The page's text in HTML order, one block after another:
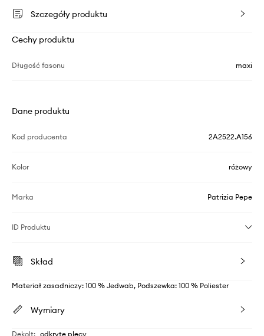
Szczegóły produktu
Cechy produktu
Długość fasonu maxi
Dane produktu
Kod producenta 2A2522.A156
Kolor różowy
Marka Patrizia Pepe
ID Produktu
Skład
Materiał zasadniczy: 100 % Jedwab, Podszewka: 100 % Poliester
Wymiary
Dekolt: odkryte plecy